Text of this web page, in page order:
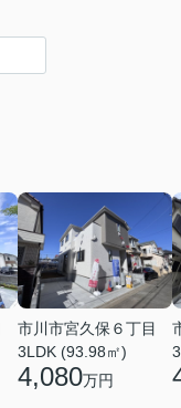
市川市宮久保６丁目
3LDK (93.98㎡)
4,080万円